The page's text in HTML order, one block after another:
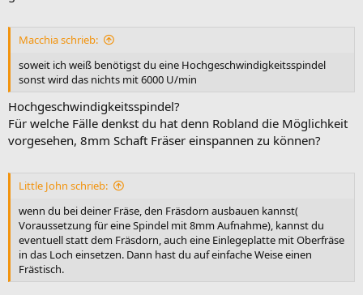
Macchia schrieb:
soweit ich weiß benötigst du eine Hochgeschwindigkeitsspindel
sonst wird das nichts mit 6000 U/min
Hochgeschwindigkeitsspindel?
Für welche Fälle denkst du hat denn Robland die Möglichkeit
vorgesehen, 8mm Schaft Fräser einspannen zu können?
Little John schrieb:
wenn du bei deiner Fräse, den Fräsdorn ausbauen kannst(
Voraussetzung für eine Spindel mit 8mm Aufnahme), kannst du
eventuell statt dem Fräsdorn, auch eine Einlegeplatte mit Oberfräse
in das Loch einsetzen. Dann hast du auf einfache Weise einen
Frästisch.